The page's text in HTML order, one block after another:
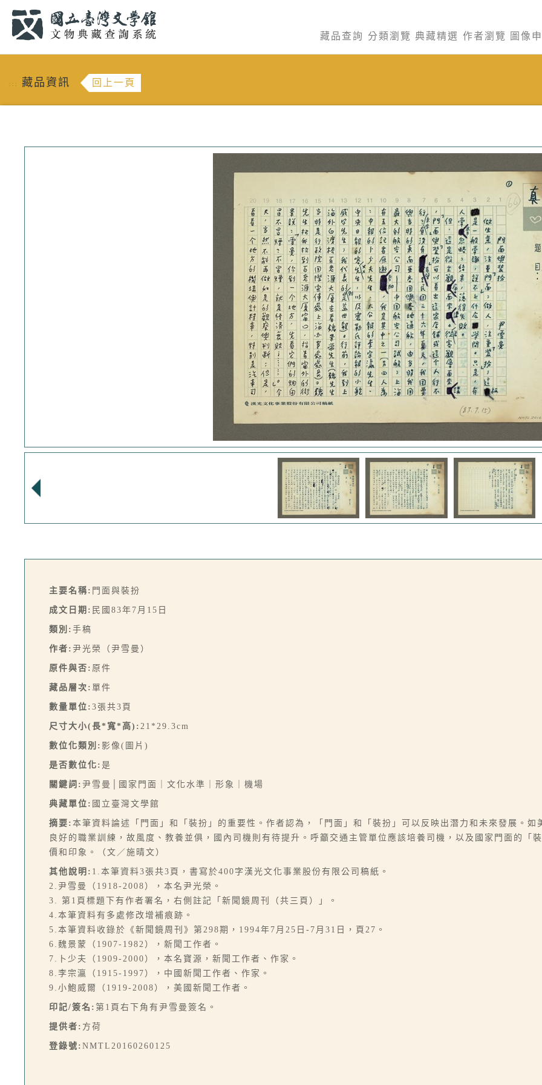
藏品查詢 分類瀏覽 典藏精選 作者瀏覽 圖像
::: 藏品資訊 回上一頁
主要名稱: 門面與裝扮
成文日期: 民國83年7月15日
類別: 手稿
作者: 尹光榮（尹雪曼）
原件與否: 原件
藏品層次: 單件
數量單位: 3張共3頁
尺寸大小(長*寬*高): 21*29.3cm
數位化類別: 影像(圖片)
是否數位化: 是
關鍵詞: 尹雪曼│國家門面｜文化水準｜形象｜機場
典藏單位: 國立臺灣文學館
摘要: 本筆資料論述「門面」和「裝扮」的重要性。作者認為，「門面」和「裝扮」可以反映出潛力和未來發展。
良好的職業訓練，故風度、教養並俱，國內司機則有待提升。呼籲交通主管單位應該培養司機，以及國家門面的「
價和印象。（文／施晴文）
其他說明: 1.本筆資料3張共3頁，書寫於400字漢光文化事業股份有限公司稿紙。
2.尹雪曼（1918-2008），本名尹光榮。
3. 第1頁標題下有作者署名，右側註記「新聞鏡周刊（共三頁）」。
4.本筆資料有多處修改增補痕跡。
5.本筆資料收錄於《新聞鏡周刊》第298期，1994年7月25日-7月31日，頁27。
6.魏景蒙（1907-1982），新聞工作者。
7.卜少夫（1909-2000），本名寶源，新聞工作者、作家。
8.李宗瀛（1915-1997），中國新聞工作者、作家。
9.小鮑威爾（1919-2008），美國新聞工作者。
印記/簽名: 第1頁右下角有尹雪曼簽名。
提供者: 方荷
登錄號: NMTL20160260125